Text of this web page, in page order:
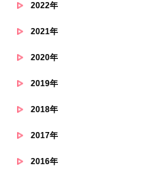
2022年
2021年
2020年
2019年
2018年
2017年
2016年